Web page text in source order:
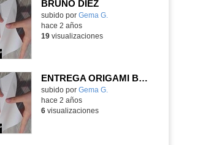
BRUNO DIEZ
Contenido educativo.
subido por Gema G.
hace 2 años
19visualizaciones
ENTREGA ORIGAMI BRUNO DIEZ
Contenido educativo.
subido por Gema G.
hace 2 años
6visualizaciones